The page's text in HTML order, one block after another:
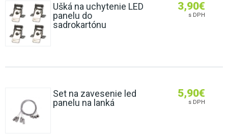
Ušká na uchytenie LED
panelu do
sadrokartónu
3,90€
s DPH
Set na zavesenie led
panelu na lanká
5,90€
s DPH